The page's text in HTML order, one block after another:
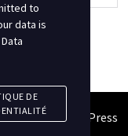
par
WordPress
to
data is
DE